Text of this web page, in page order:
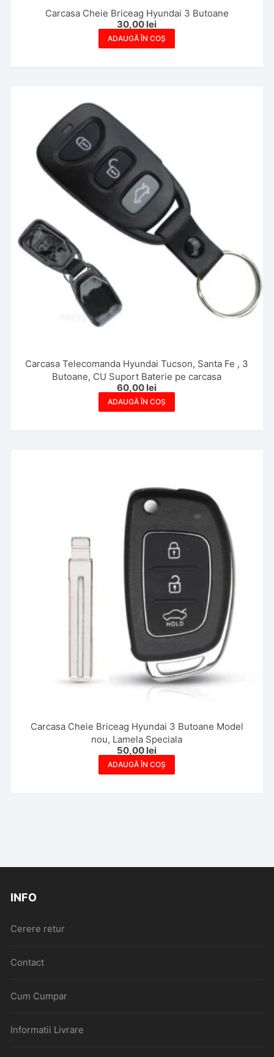
Carcasa Cheie Briceag Hyundai 3 Butoane
30,00 lei
ADAUGĂ ÎN COȘ
Carcasa Telecomanda Hyundai Tucson, Santa Fe , 3
Butoane, CU Suport Baterie pe carcasa
60,00 lei
ADAUGĂ ÎN COȘ
Carcasa Cheie Briceag Hyundai 3 Butoane Model
nou, Lamela Speciala
50,00 lei
ADAUGĂ ÎN COȘ
INFO
Cerere retur
Contact
Cum Cumpar
Informatii Livrare